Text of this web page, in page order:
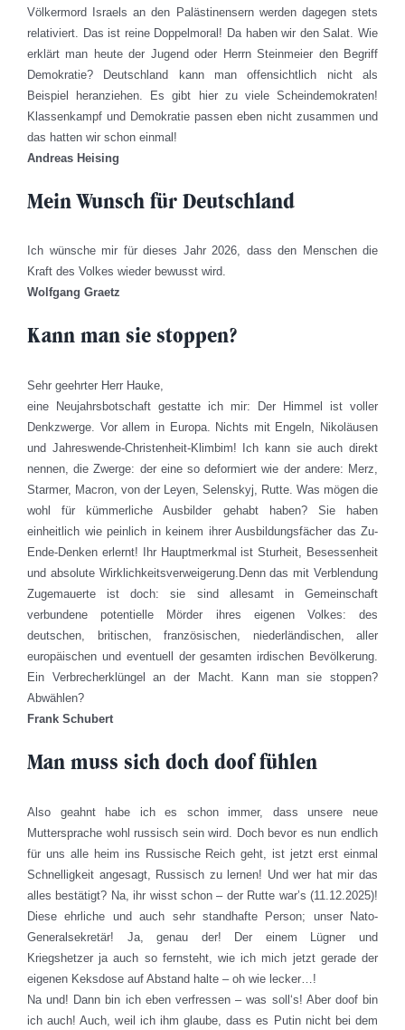
Völkermord Israels an den Palästinensern werden dagegen stets
relativiert. Das ist reine Doppelmoral! Da haben wir den Salat. Wie
erklärt man heute der Jugend oder Herrn Steinmeier den Begriff
Demokratie? Deutschland kann man offensichtlich nicht als
Beispiel heranziehen. Es gibt hier zu viele Scheindemokraten!
Klassenkampf und Demokratie passen eben nicht zusammen und
das hatten wir schon einmal!
Andreas Heising
Mein Wunsch für Deutschland
Ich wünsche mir für dieses Jahr 2026, dass den Menschen die
Kraft des Volkes wieder bewusst wird.
Wolfgang Graetz
Kann man sie stoppen?
Sehr geehrter Herr Hauke,
eine Neujahrsbotschaft gestatte ich mir: Der Himmel ist voller
Denkzwerge. Vor allem in Europa. Nichts mit Engeln, Nikoläusen
und Jahreswende-Christenheit-Klimbim! Ich kann sie auch direkt
nennen, die Zwerge: der eine so deformiert wie der andere: Merz,
Starmer, Macron, von der Leyen, Selenskyj, Rutte. Was mögen die
wohl für kümmerliche Ausbilder gehabt haben? Sie haben
einheitlich wie peinlich in keinem ihrer Ausbildungsfächer das Zu-
Ende-Denken erlernt! Ihr Hauptmerkmal ist Sturheit, Besessenheit
und absolute Wirklichkeitsverweigerung.Denn das mit Verblendung
Zugemauerte ist doch: sie sind allesamt in Gemeinschaft
verbundene potentielle Mörder ihres eigenen Volkes: des
deutschen, britischen, französischen, niederländischen, aller
europäischen und eventuell der gesamten irdischen Bevölkerung.
Ein Verbrecherklüngel an der Macht. Kann man sie stoppen?
Abwählen?
Frank Schubert
Man muss sich doch doof fühlen
Also geahnt habe ich es schon immer, dass unsere neue
Muttersprache wohl russisch sein wird. Doch bevor es nun endlich
für uns alle heim ins Russische Reich geht, ist jetzt erst einmal
Schnelligkeit angesagt, Russisch zu lernen! Und wer hat mir das
alles bestätigt? Na, ihr wisst schon – der Rutte war’s (11.12.2025)!
Diese ehrliche und auch sehr standhafte Person; unser Nato-
Generalsekretär! Ja, genau der! Der einem Lügner und
Kriegshetzer ja auch so fernsteht, wie ich mich jetzt gerade der
eigenen Keksdose auf Abstand halte – oh wie lecker…!
Na und! Dann bin ich eben verfressen – was soll‘s! Aber doof bin
ich auch! Auch, weil ich ihm glaube, dass es Putin nicht bei dem